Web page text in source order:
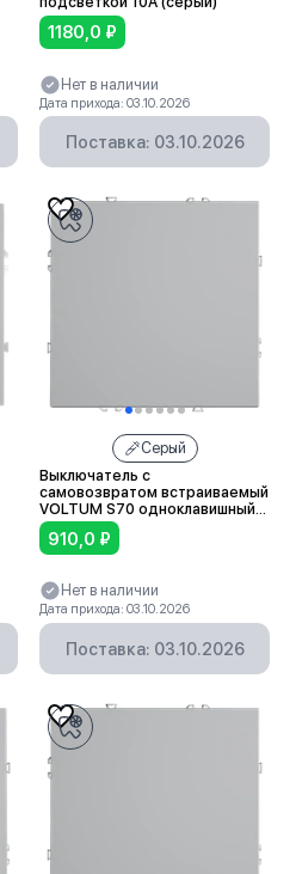
1180,0 ₽
Нет в наличии
Дата прихода: 03.10.2026
Поставка: 03.10.2026
Серый
Выключатель с
самовозвратом встраиваемый
VOLTUM S70 одноклавишный
10А (серый)
910,0 ₽
Нет в наличии
Дата прихода: 03.10.2026
Поставка: 03.10.2026